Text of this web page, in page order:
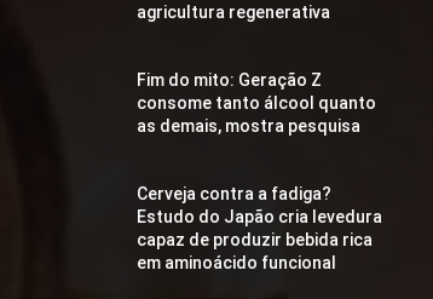
agricultura regenerativa
Fim do mito: Geração Z
consome tanto álcool quanto
as demais, mostra pesquisa
Cerveja contra a fadiga?
Estudo do Japão cria levedura
capaz de produzir bebida rica
em aminoácido funcional